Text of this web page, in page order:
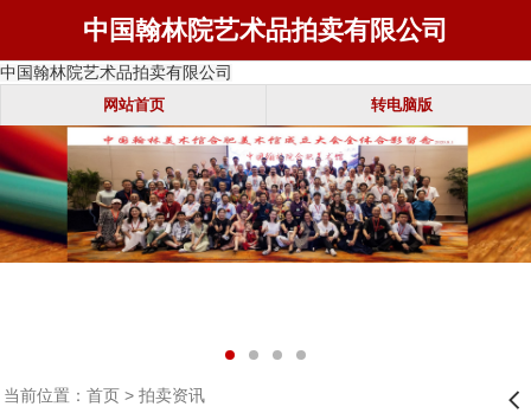
中国翰林院艺术品拍卖有限公司
中国翰林院艺术品拍卖有限公司
网站首页 转电脑版
当前位置： 首页> 拍卖资讯 󰊒